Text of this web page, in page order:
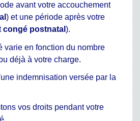
avant votre accouchement
) et une période après votre
congé postnatal ).
varie en fonction du nombre
déjà à votre charge.
indemnisation versée par la
vos droits pendant votre